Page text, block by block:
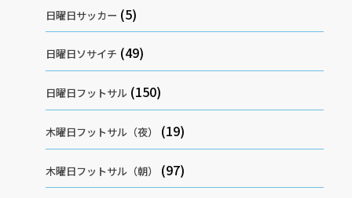
日曜日サッカー (5)
日曜日ソサイチ (49)
日曜日フットサル (150)
木曜日フットサル（夜） (19)
木曜日フットサル（朝） (97)